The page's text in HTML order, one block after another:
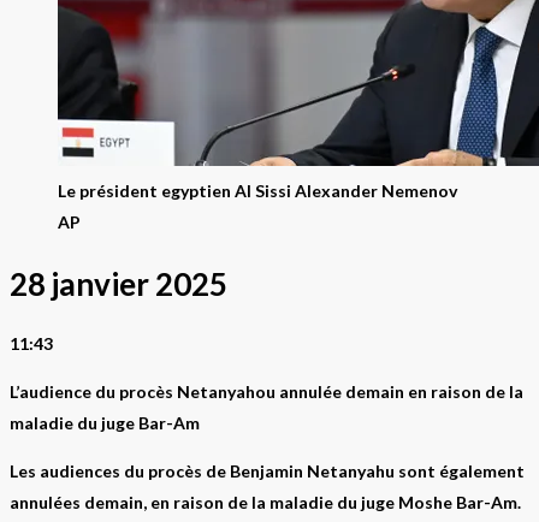
Le président egyptien Al Sissi Alexander Nemenov
AP
28 janvier 2025
11:43
L’audience du procès Netanyahou annulée demain en raison de la
maladie du juge Bar-Am
Les audiences du procès de Benjamin Netanyahu sont également
annulées demain, en raison de la maladie du juge Moshe Bar-Am.